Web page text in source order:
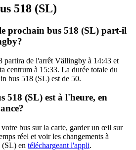
518 (SL)
prochain bus 518 (SL) part-il
partira de l'arrêt Vällingby à 14:43 et
centrum à 15:33. La durée totale du
bus 518 (SL) est de 50.
518 (SL) est à l'heure, en
bus sur la carte, garder un œil sur
réel et voir les changements à
(SL) en téléchargeant l'appli.